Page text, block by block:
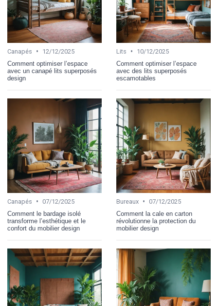
Canapés •
12/12/2025
Comment optimiser l’espace
avec un canapé lits superposés
design
Lits •
10/12/2025
Comment optimiser l’espace
avec des lits superposés
escamotables
Canapés • 07/12/2025
Comment le bardage isolé
transforme l’esthétique et le
confort du mobilier design
Bureaux • 07/12/2025
Comment la cale en carton
révolutionne la protection du
mobilier design